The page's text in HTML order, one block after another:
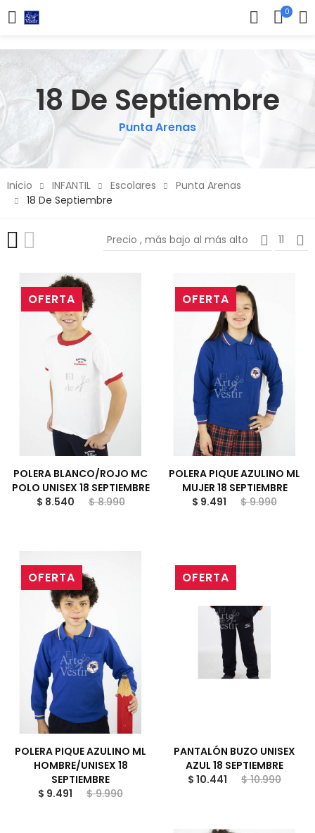
0
18 De Septiembre
Punta Arenas
Inicio INFANTIL Escolares
Punta Arenas
18 De Septiembre
Precio , más bajo al más alto 11
OFERTA
POLERA BLANCO/ROJO MC
POLO UNISEX 18 SEPTIEMBRE
$ 8.540
$ 8.990
OFERTA
POLERA PIQUE AZULINO ML
MUJER 18 SEPTIEMBRE
$ 9.491
$ 9.990
OFERTA
POLERA PIQUE AZULINO ML
HOMBRE/UNISEX 18
SEPTIEMBRE
$ 9.491
$ 9.990
OFERTA
PANTALÓN BUZO UNISEX
AZUL 18 SEPTIEMBRE
$ 10.441
$ 10.990